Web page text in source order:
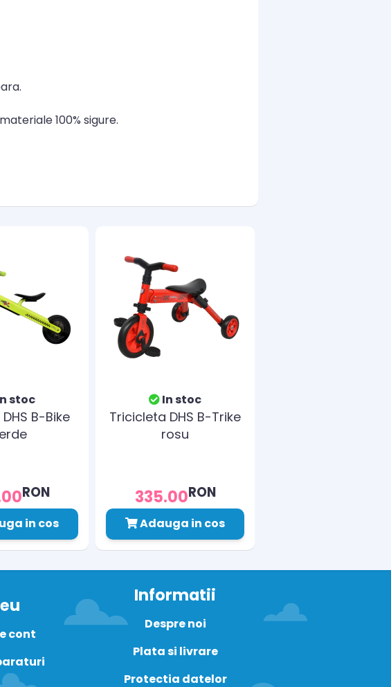
100% sigure.
stoc
B-Bike
RON
in cos
In stoc
Tricicleta DHS B-Trike
rosu
335.00RON
Adauga in cos
cont
Informatii
Despre noi
Plata si livrare
Protectia datelor